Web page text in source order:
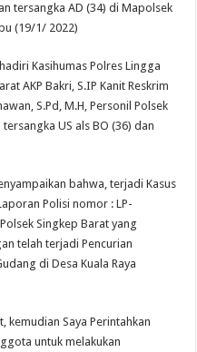
tersangka AD (34) di Mapolsek
(19/1/ 2022)
Kasihumas Polres Lingga
AKP Bakri, S.IP Kanit Reskrim
S.Pd, M.H, Personil Polsek
US als BO (36) dan
bahwa, terjadi Kasus
Polisi nomor : LP-
Singkep Barat yang
telah terjadi Pencurian
di Desa Kuala Raya
kemudian Saya Perintahkan
untuk melakukan